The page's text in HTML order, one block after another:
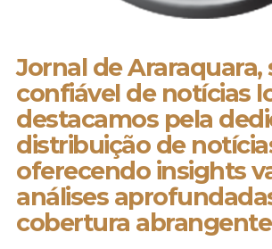
Jornal de
confiável de notícias
destacamos pela
distribuição de
oferecendo insights
análises
cobertura